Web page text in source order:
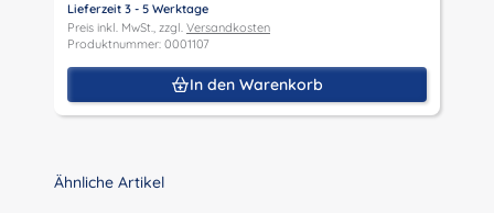
Lieferzeit 3 - 5 Werktage
Preis inkl. MwSt., zzgl. Versandkosten
Produktnummer: 0001107
In den Warenkorb
Produktgalerie überspringen
Ähnliche Artikel